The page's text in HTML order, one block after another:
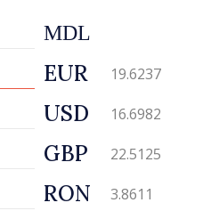
MDL
EUR 19.6237
USD 16.6982
GBP 22.5125
RON 3.8611